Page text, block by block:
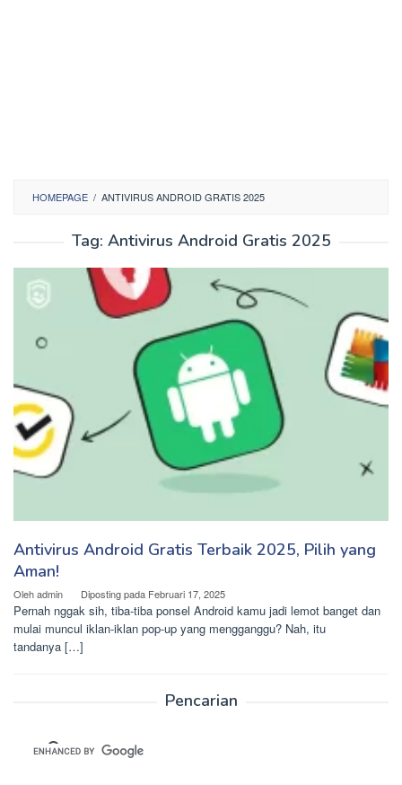
HOMEPAGE / ANTIVIRUS ANDROID GRATIS 2025
Tag: Antivirus Android Gratis 2025
Antivirus Android Gratis Terbaik 2025, Pilih yang
Aman!
Olehadmin Diposting pada Februari 17, 2025
Pernah nggak sih, tiba-tiba ponsel Android kamu jadi lemot banget dan
mulai muncul iklan-iklan pop-up yang mengganggu? Nah, itu
tandanya […]
Pencarian